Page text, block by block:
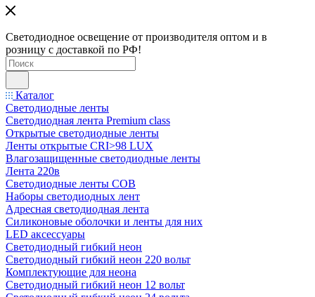
Светодиодное освещение от производителя оптом и в
розницу с доставкой по РФ!
Каталог
Светодиодные ленты
Светодиодная лента Premium class
Открытые светодиодные ленты
Ленты открытые CRI>98 LUX
Влагозащищенные светодиодные ленты
Лента 220в
Светодиодные ленты COB
Наборы светодиодных лент
Адресная светодиодная лента
Силиконовые оболочки и ленты для них
LED аксессуары
Светодиодный гибкий неон
Светодиодный гибкий неон 220 вольт
Комплектующие для неона
Светодиодный гибкий неон 12 вольт